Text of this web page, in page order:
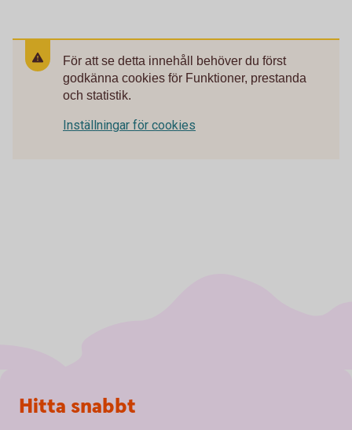
För att se detta innehåll behöver du först
godkänna cookies för Funktioner, prestanda
och statistik.
Inställningar för cookies
Sidfot
Hitta snabbt